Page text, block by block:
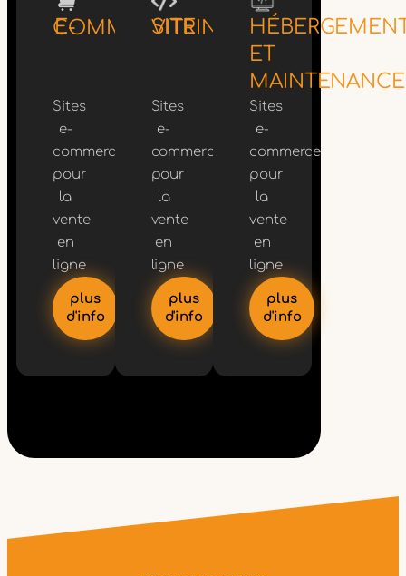
E-COMMERCE
Sites
e-
commerce
pour
la
vente
en
ligne
plus
d'info
SITE VITRINE
Sites
e-
commerce
pour
la
vente
en
ligne
plus
d'info
ET
MAINTENANCE
Sites
e-
commerce
pour
la
vente
en
ligne
plus
d'info